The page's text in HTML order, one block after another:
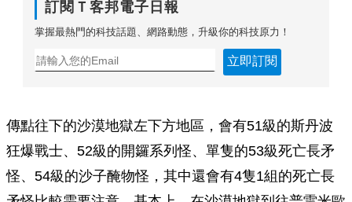
訂閱Ｔ客邦電子日報
掌握最熱門的科技話題、網路動態，升級你的科技原力！
立即訂閱
傳點往下的沙漠地獄左下方地區，會有51級的斯丹波
狂爆戰士、52級的開鑼系列怪、單隻的53級死亡長矛
怪、54級的沙子醃物怪，其中還會有4隻1組的死亡長